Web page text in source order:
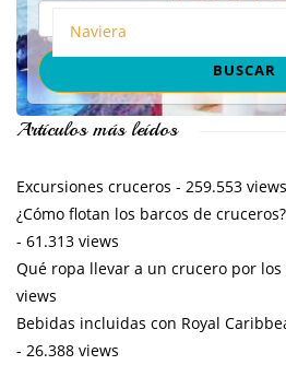
Naviera
Artículos más leídos
Excursiones cruceros - 259.553 views
¿Cómo flotan los barcos de
- 61.313 views
Qué ropa llevar a un crucero por
views
Bebidas incluidas con Royal
- 26.388 views